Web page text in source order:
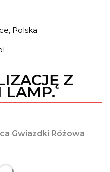
Polska
Z
LAMP.
Gwiazdki Różowa